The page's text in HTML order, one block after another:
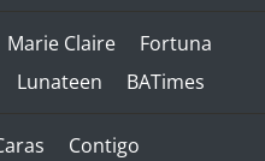
Marie Claire
Fortuna
Lunateen BATimes
Contigo